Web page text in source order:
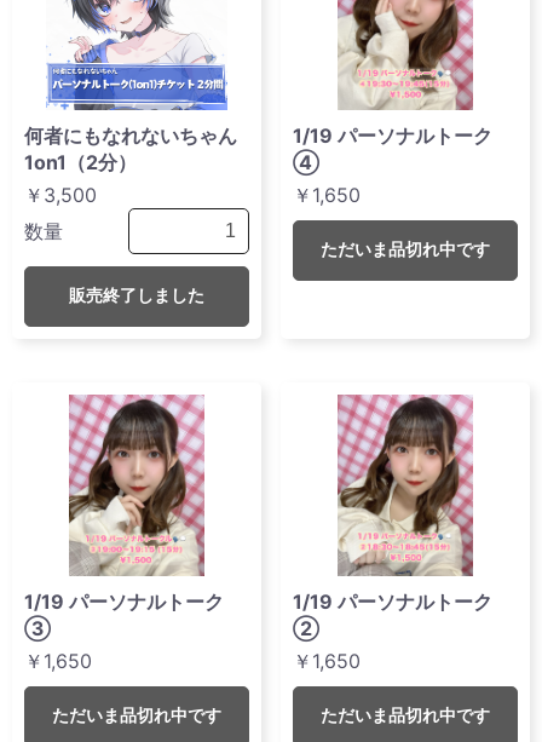
何者にもなれないちゃん
1on1（2分）
￥3,500
数量
販売終了しました
1/19 パーソナルトーク
④
￥1,650
ただいま品切れ中です
1/19 パーソナルトーク
③
￥1,650
ただいま品切れ中です
1/19 パーソナルトーク
②
￥1,650
ただいま品切れ中です